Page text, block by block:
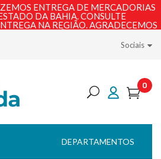
ENTREGA DE MERCADORIAS
DA BAHIA. CONSULTE
NA REGIÃO. AGRADECEMOS
Sociais
0
DEPARTAMENTOS